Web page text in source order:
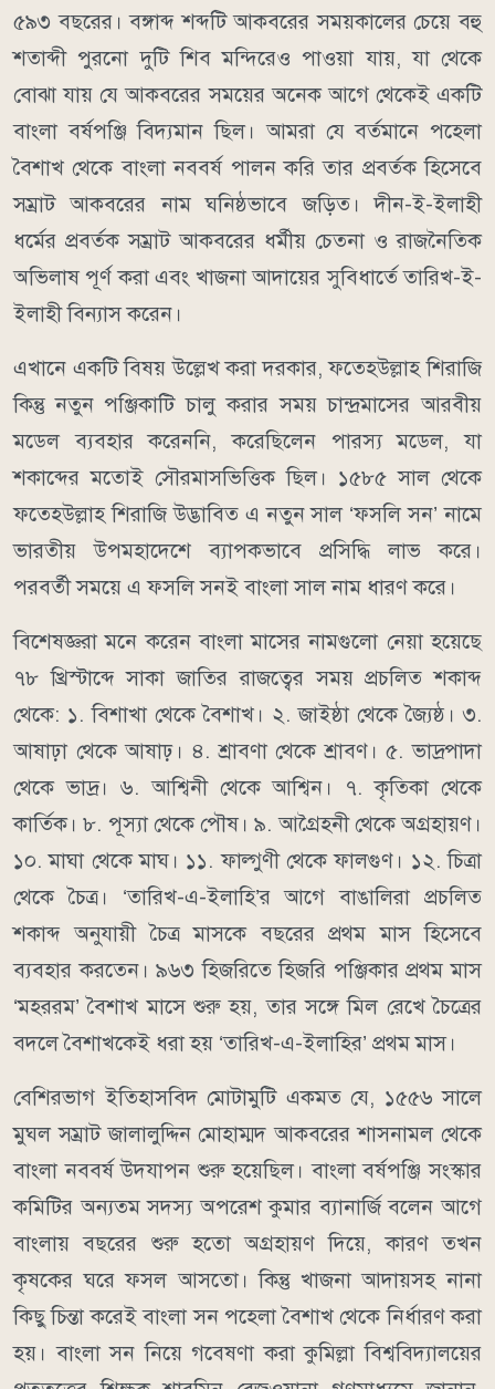
৫৯৩ বছরের। বঙ্গাব্দ শব্দটি আকবরের সময়কালের চেয়ে বহু
শতাব্দী পুরনো দুটি শিব মন্দিরেও পাওয়া যায়, যা থেকে
বোঝা যায় যে আকবরের সময়ের অনেক আগে থেকেই একটি
বাংলা বর্ষপঞ্জি বিদ্যমান ছিল। আমরা যে বর্তমানে পহেলা
বৈশাখ থেকে বাংলা নববর্ষ পালন করি তার প্রবর্তক হিসেবে
সম্রাট আকবরের নাম ঘনিষ্ঠভাবে জড়িত। দীন-ই-ইলাহী
ধর্মের প্রবর্তক সম্রাট আকবরের ধর্মীয় চেতনা ও রাজনৈতিক
অভিলাষ পূর্ণ করা এবং খাজনা আদায়ের সুবিধার্তে তারিখ-ই-
ইলাহী বিন্যাস করেন।
এখানে একটি বিষয় উল্লেখ করা দরকার, ফতেহউল্লাহ শিরাজি
কিন্তু নতুন পঞ্জিকাটি চালু করার সময় চান্দ্রমাসের আরবীয়
মডেল ব্যবহার করেননি, করেছিলেন পারস্য মডেল, যা
শকাব্দের মতোই সৌরমাসভিত্তিক ছিল। ১৫৮৫ সাল থেকে
ফতেহউল্লাহ শিরাজি উদ্ভাবিত এ নতুন সাল ‘ফসলি সন’ নামে
ভারতীয় উপমহাদেশে ব্যাপকভাবে প্রসিদ্ধি লাভ করে।
পরবর্তী সময়ে এ ফসলি সনই বাংলা সাল নাম ধারণ করে।
বিশেষজ্ঞরা মনে করেন বাংলা মাসের নামগুলো নেয়া হয়েছে
৭৮ খ্রিস্টাব্দে সাকা জাতির রাজত্বের সময় প্রচলিত শকাব্দ
থেকে: ১. বিশাখা থেকে বৈশাখ। ২. জাইষ্ঠা থেকে জ্যৈষ্ঠ। ৩.
আষাঢ়া থেকে আষাঢ়। ৪. শ্রাবণা থেকে শ্রাবণ। ৫. ভাদ্রপাদা
থেকে ভাদ্র। ৬. আশ্বিনী থেকে আশ্বিন। ৭. কৃতিকা থেকে
কার্তিক। ৮. পূস্যা থেকে পৌষ। ৯. আগ্রৈহনী থেকে অগ্রহায়ণ।
১০. মাঘা থেকে মাঘ। ১১. ফাল্গুণী থেকে ফালগুণ। ১২. চিত্রা
থেকে চৈত্র। ‘তারিখ-এ-ইলাহি’র আগে বাঙালিরা প্রচলিত
শকাব্দ অনুযায়ী চৈত্র মাসকে বছরের প্রথম মাস হিসেবে
ব্যবহার করতেন। ৯৬৩ হিজরিতে হিজরি পঞ্জিকার প্রথম মাস
‘মহররম’ বৈশাখ মাসে শুরু হয়, তার সঙ্গে মিল রেখে চৈত্রের
বদলে বৈশাখকেই ধরা হয় ‘তারিখ-এ-ইলাহির’ প্রথম মাস।
বেশিরভাগ ইতিহাসবিদ মোটামুটি একমত যে, ১৫৫৬ সালে
মুঘল সম্রাট জালালুদ্দিন মোহাম্মদ আকবরের শাসনামল থেকে
বাংলা নববর্ষ উদযাপন শুরু হয়েছিল। বাংলা বর্ষপঞ্জি সংস্কার
কমিটির অন্যতম সদস্য অপরেশ কুমার ব্যানার্জি বলেন আগে
বাংলায় বছরের শুরু হতো অগ্রহায়ণ দিয়ে, কারণ তখন
কৃষকের ঘরে ফসল আসতো। কিন্তু খাজনা আদায়সহ নানা
কিছু চিন্তা করেই বাংলা সন পহেলা বৈশাখ থেকে নির্ধারণ করা
হয়। বাংলা সন নিয়ে গবেষণা করা কুমিল্লা বিশ্ববিদ্যালয়ের